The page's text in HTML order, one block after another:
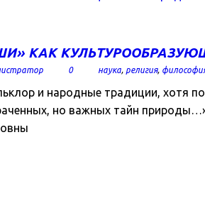
КАК
0 наука, религия,
и народные традиции, хотя
но важных тайн